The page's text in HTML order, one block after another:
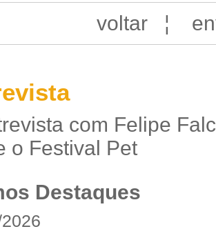
voltar¦
com Felipe
o Festival Pet
Destaques